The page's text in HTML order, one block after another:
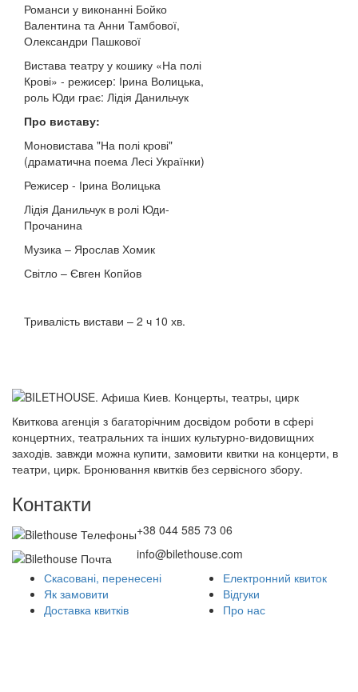
Романси у виконанні Бойко
Валентина та Анни Тамбової,
Олександри Пашкової
Вистава театру у кошику «На полі
Крові» - режисер: Ірина Волицька,
роль Юди грає: Лідія Данильчук
Про виставу:
Моновистава "На полі крові"
(драматична поема Лесі Українки)
Режисер - Ірина Волицька
Лідія Данильчук в ролі Юди-
Прочанина
Музика – Ярослав Хомик
Світло – Євген Копйов
Тривалість вистави – 2 ч 10 хв.
Квиткова агенція з багаторічним досвідом роботи в сфері
концертних, театральних та інших культурно-видовищних
заходів. завжди можна купити, замовити квитки на концерти, в
театри, цирк. Бронювання квитків без сервісного збору.
Контакти
+38 044 585 73 06
info@bilethouse.com
Скасовані, перенесені
Як замовити
Доставка квитків
Електронний квиток
Відгуки
Про нас